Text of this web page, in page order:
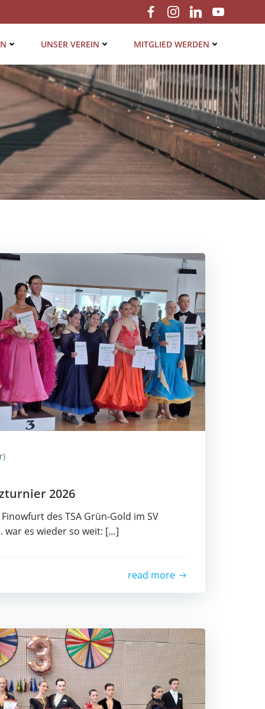
UNSER VER­EIN MIT­GLIED WERDEN
2026
des TSA Grün-Gold im SV
war es wie­der so weit: […]
read more